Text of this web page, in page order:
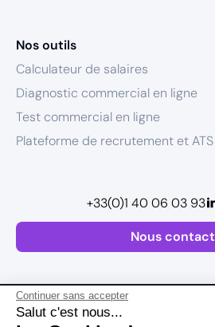
Continuer sans accepter
Salut c'est nous...
Nos outils
Calculateur de salaires
Diagnostic commercial en ligne
Test commercial en ligne
Plateforme de recrutement et ATS
Nous
+33(0)1 40 06 03 93